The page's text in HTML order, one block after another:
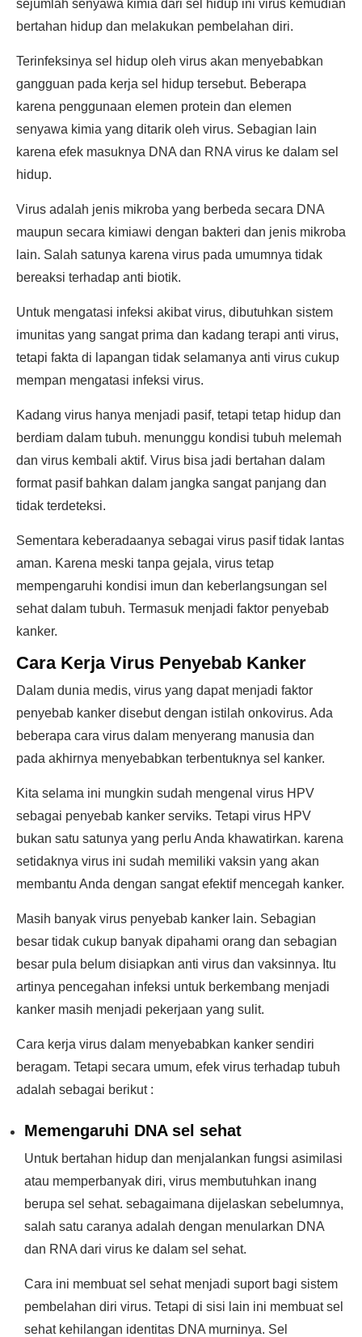
sejumlah senyawa kimia dari sel hidup ini virus kemudian
bertahan hidup dan melakukan pembelahan diri.
Terinfeksinya sel hidup oleh virus akan menyebabkan
gangguan pada kerja sel hidup tersebut. Beberapa
karena penggunaan elemen protein dan elemen
senyawa kimia yang ditarik oleh virus. Sebagian lain
karena efek masuknya DNA dan RNA virus ke dalam sel
hidup.
Virus adalah jenis mikroba yang berbeda secara DNA
maupun secara kimiawi dengan bakteri dan jenis mikroba
lain. Salah satunya karena virus pada umumnya tidak
bereaksi terhadap anti biotik.
Untuk mengatasi infeksi akibat virus, dibutuhkan sistem
imunitas yang sangat prima dan kadang terapi anti virus,
tetapi fakta di lapangan tidak selamanya anti virus cukup
mempan mengatasi infeksi virus.
Kadang virus hanya menjadi pasif, tetapi tetap hidup dan
berdiam dalam tubuh. menunggu kondisi tubuh melemah
dan virus kembali aktif. Virus bisa jadi bertahan dalam
format pasif bahkan dalam jangka sangat panjang dan
tidak terdeteksi.
Sementara keberadaanya sebagai virus pasif tidak lantas
aman. Karena meski tanpa gejala, virus tetap
mempengaruhi kondisi imun dan keberlangsungan sel
sehat dalam tubuh. Termasuk menjadi faktor penyebab
kanker.
Cara Kerja Virus Penyebab Kanker
Dalam dunia medis, virus yang dapat menjadi faktor
penyebab kanker disebut dengan istilah onkovirus. Ada
beberapa cara virus dalam menyerang manusia dan
pada akhirnya menyebabkan terbentuknya sel kanker.
Kita selama ini mungkin sudah mengenal virus HPV
sebagai penyebab kanker serviks. Tetapi virus HPV
bukan satu satunya yang perlu Anda khawatirkan. karena
setidaknya virus ini sudah memiliki vaksin yang akan
membantu Anda dengan sangat efektif mencegah kanker.
Masih banyak virus penyebab kanker lain. Sebagian
besar tidak cukup banyak dipahami orang dan sebagian
besar pula belum disiapkan anti virus dan vaksinnya. Itu
artinya pencegahan infeksi untuk berkembang menjadi
kanker masih menjadi pekerjaan yang sulit.
Cara kerja virus dalam menyebabkan kanker sendiri
beragam. Tetapi secara umum, efek virus terhadap tubuh
adalah sebagai berikut :
Memengaruhi DNA sel sehat
Untuk bertahan hidup dan menjalankan fungsi asimilasi
atau memperbanyak diri, virus membutuhkan inang
berupa sel sehat. sebagaimana dijelaskan sebelumnya,
salah satu caranya adalah dengan menularkan DNA
dan RNA dari virus ke dalam sel sehat.
Cara ini membuat sel sehat menjadi suport bagi sistem
pembelahan diri virus. Tetapi di sisi lain ini membuat sel
sehat kehilangan identitas DNA murninya. Sel